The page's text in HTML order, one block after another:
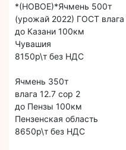
*(НОВОЕ)*Ячмень 500т
(урожай 2022) ГОСТ влага
до Казани 100км
Чувашия
8150р\т без НДС
Ячмень 350т
влага 12.7 сор 2
до Пензы 100км
Пензенская область
8650р\т без НДС